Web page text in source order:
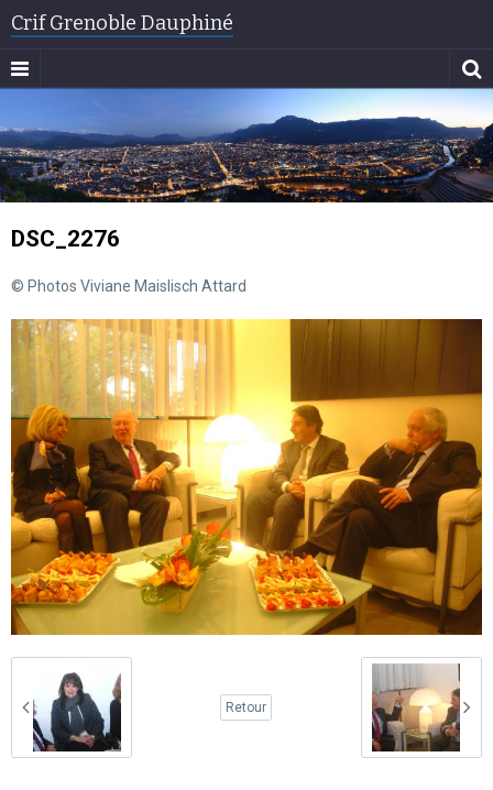
Crif Grenoble Dauphiné
DSC_2276
© Photos Viviane Maislisch Attard
Retour